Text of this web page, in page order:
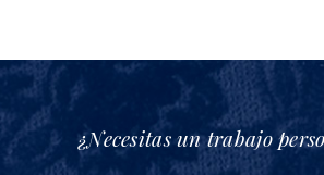
¿Necesitas un trabajo